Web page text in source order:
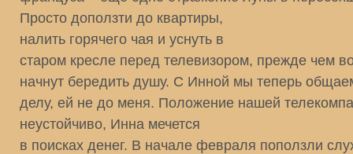
Просто доползти до квартиры,
налить горячего чая и уснуть в
старом кресле перед телевизором, прежде чем
начнут бередить душу. С Инной мы теперь
делу, ей не до меня. Положение нашей
неустойчиво, Инна мечется
в поисках денег. В начале февраля поползли